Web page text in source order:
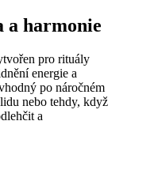
a harmonie
pro rituály
energie a
po náročném
nebo tehdy, když
a